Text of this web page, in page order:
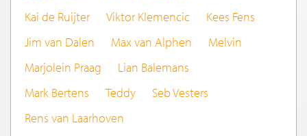
Kai de Ruijter
Viktor Klemencic
Kees Fens
Jim van Dalen
Max van Alphen
Melvin
Marjolein Praag
Lian Balemans
Mark Bertens
Teddy
Seb Vesters
Rens van Laarhoven